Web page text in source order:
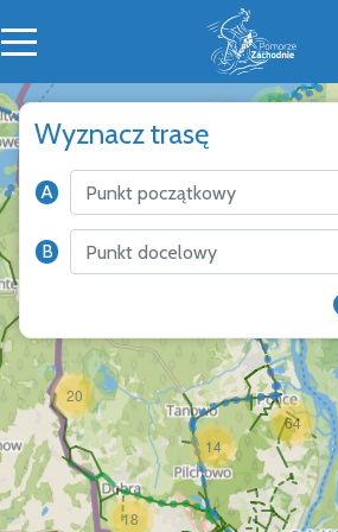
18
20
14
64
Wyznacz trasę
A
B